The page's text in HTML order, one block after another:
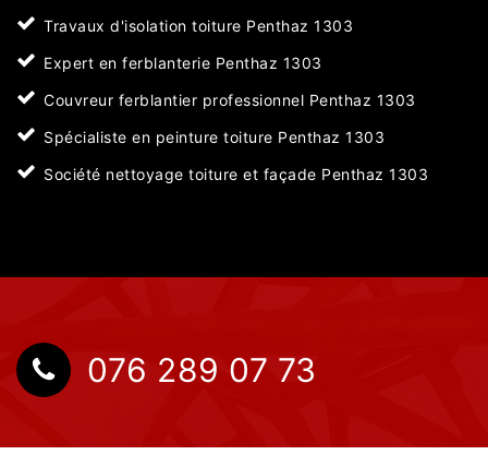
Travaux d'isolation toiture Penthaz 1303
Expert en ferblanterie Penthaz 1303
Couvreur ferblantier professionnel Penthaz 1303
Spécialiste en peinture toiture Penthaz 1303
Société nettoyage toiture et façade Penthaz 1303
076 289 07 73